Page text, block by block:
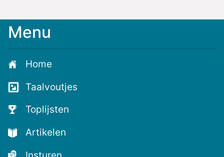
Menu
Home
Taalvoutjes
Toplijsten
Artikelen